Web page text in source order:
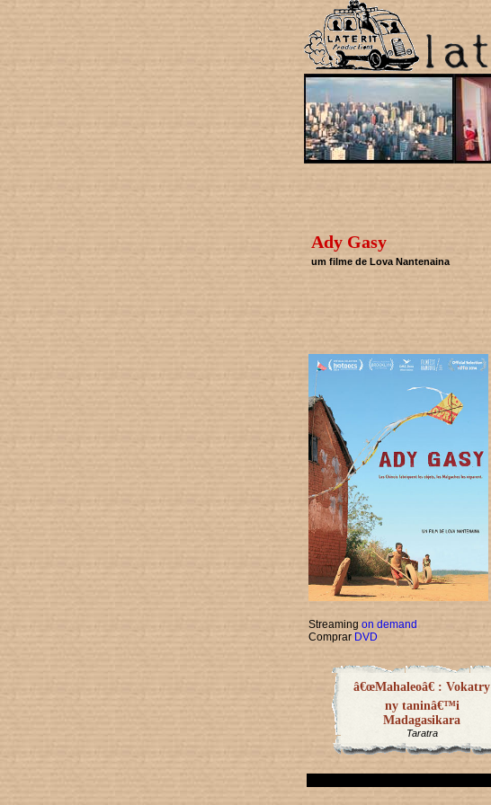
Ady Gasy
um filme de Lova Nantenaina
Streaming on demand
Comprar DVD
â€œMahaleoâ€ : Vokatry
ny taninâ€™i
Madagasikara
Taratra